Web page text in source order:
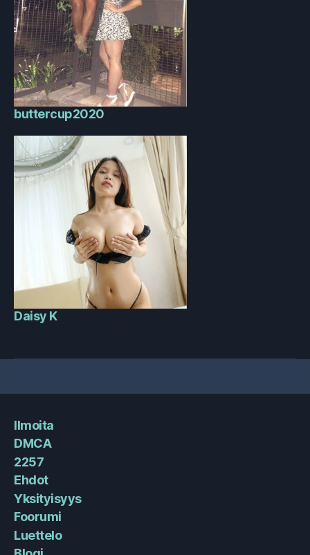
buttercup2020
Daisy K
Ilmoita
DMCA
2257
Ehdot
Yksityisyys
Foorumi
Luettelo